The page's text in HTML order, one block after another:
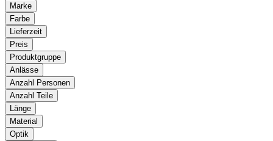
Marke
Farbe
Lieferzeit
Preis
Produktgruppe
Anlässe
Anzahl Personen
Anzahl Teile
Länge
Material
Optik